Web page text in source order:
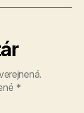
*